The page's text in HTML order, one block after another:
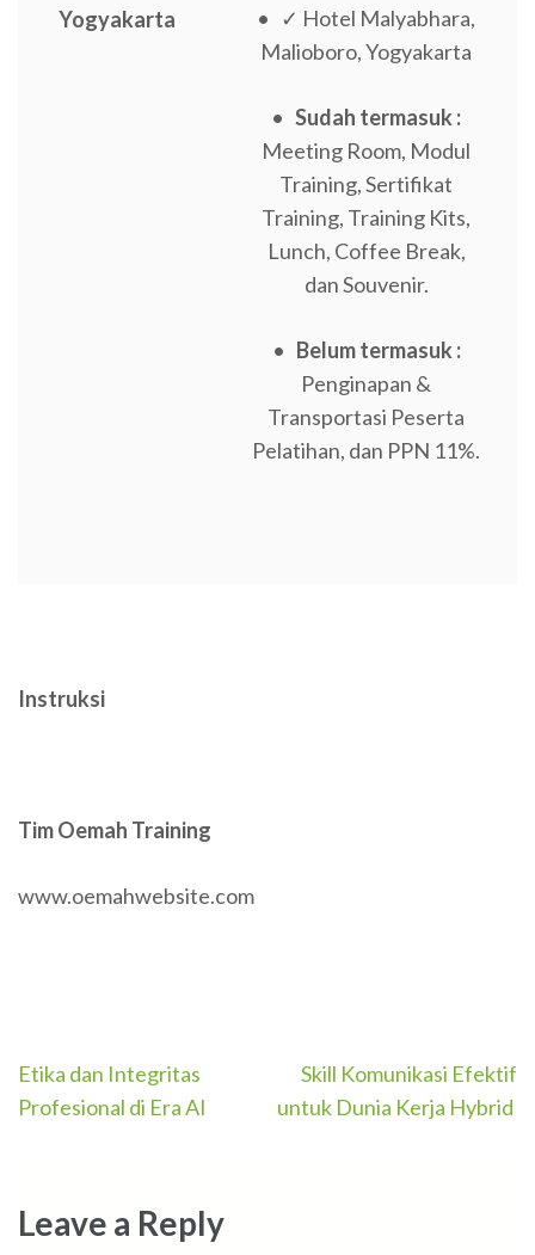
Yogyakarta
• ✓ Hotel Malyabhara,
Malioboro, Yogyakarta
• Sudah termasuk :
Meeting Room, Modul
Training, Sertifikat
Training, Training Kits,
Lunch, Coffee Break,
dan Souvenir.
• Belum termasuk :
Penginapan &
Transportasi Peserta
Pelatihan, dan PPN 11%.
Instruksi
Tim Oemah Training
www.oemahwebsite.com
Post
navigation
Etika dan Integritas
Profesional di Era AI
Skill Komunikasi Efektif
untuk Dunia Kerja Hybrid
Leave a Reply